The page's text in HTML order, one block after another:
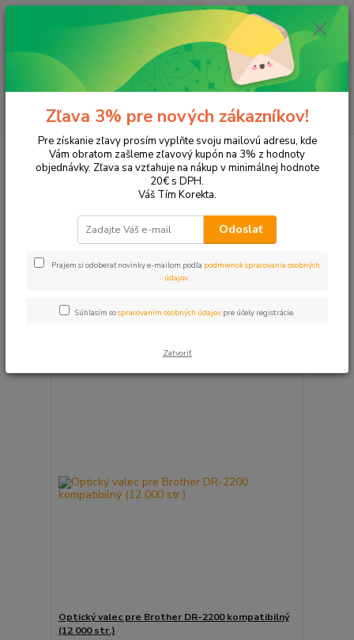
Hľadať
ks
za 0,00 EUR
Tonery a náplne do tlačiarní Brother HL-2240
Upresniť parametre
Najdrahšie
Zobrazujem 1-2 z 2
Optický valec pre Brother DR-2200 kompatibilný
(12 000 str.)
Zľava 3% pre nových zákazníkov!
Pre získanie zľavy prosím vyplňte svoju mailovú adresu, kde
Vám obratom zašleme zľavový kupón na 3% z hodnoty
objednávky. Zľava sa vzťahuje na nákup v minimálnej hodnote
20€ s DPH.
Váš Tím Korekta.
Odoslať
Prajem si odoberať novinky e-mailom podľa podmienok spracovania osobných
údajov.
Súhlasím sospracovaním osobných údajov pre účely registrácie.
Zatvoriť